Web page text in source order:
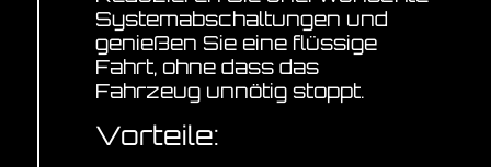
Systemabschaltungen und
genießen Sie eine flüssige
Fahrt, ohne dass das
Fahrzeug unnötig stoppt.
Vorteile: